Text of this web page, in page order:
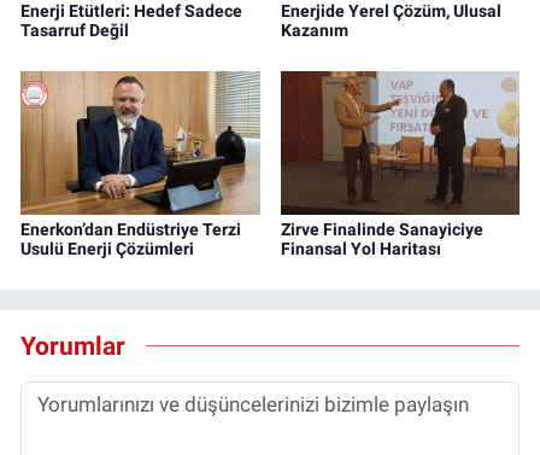
Enerji Etütleri: Hedef Sadece
Tasarruf Değil
Enerjide Yerel Çözüm, Ulusal
Kazanım
Enerkon’dan Endüstriye Terzi
Usulü Enerji Çözümleri
Zirve Finalinde Sanayiciye
Finansal Yol Haritası
Yorumlar